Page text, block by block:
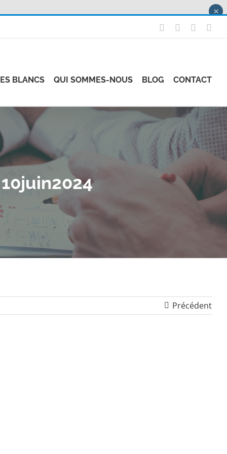
LinkedIn
BLANCS QUI SOMMES-NOUS BLOG CONTACT
Précédent
×